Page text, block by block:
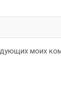
моих